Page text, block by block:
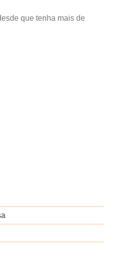
que tenha mais de